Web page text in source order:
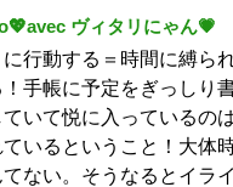
ヴィタリにゃん💗
行動する＝時間に縛ら
手帳に予定をぎっしり
いて悦に入っているの
ているということ！大体
てない。そうなるとイラ